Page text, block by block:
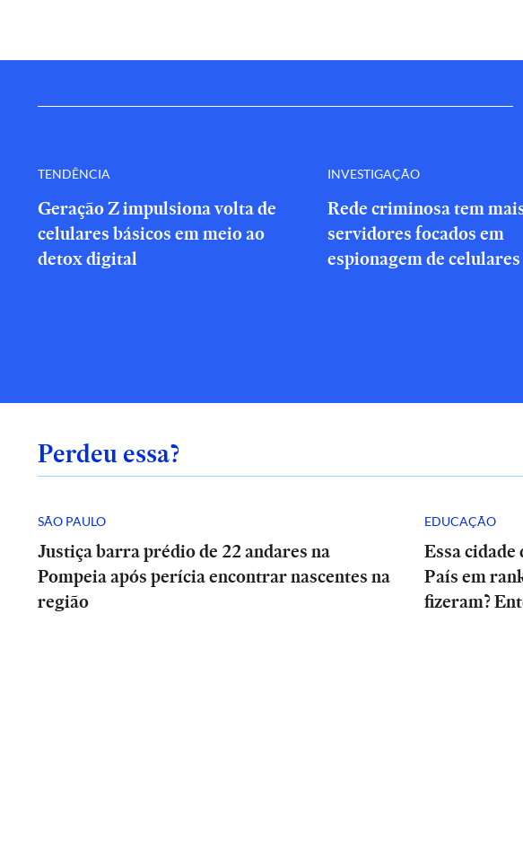
TENDÊNCIA
Geração Z impulsiona volta de
celulares básicos em meio ao
detox digital
INVESTIGAÇÃO
Rede criminosa tem
servidores focados em
espionagem de celulares
Perdeu essa?
SÃO PAULO
Justiça barra prédio de 22 andares na
Pompeia após perícia encontrar nascentes na
região
EDUCAÇÃO
Essa cidade
País em
fizeram?